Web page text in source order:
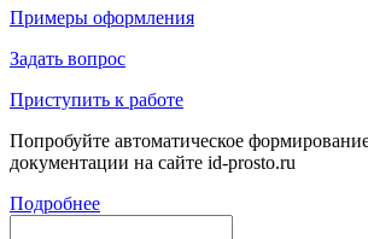
Примеры оформления
Задать вопрос
Приступить к работе
Попробуйте автоматическое
документации на сайте id-prosto.ru
Подробнее